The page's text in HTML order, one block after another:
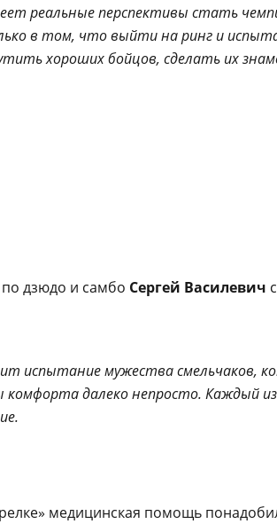
реальные перспективы стать
в том, что выйти на ринг и
хороших бойцов, сделать их
дзюдо и самбо Сергей Василевич
испытание мужества смельчаков,
комфорта далеко непросто. Каждый
медицинская помощь